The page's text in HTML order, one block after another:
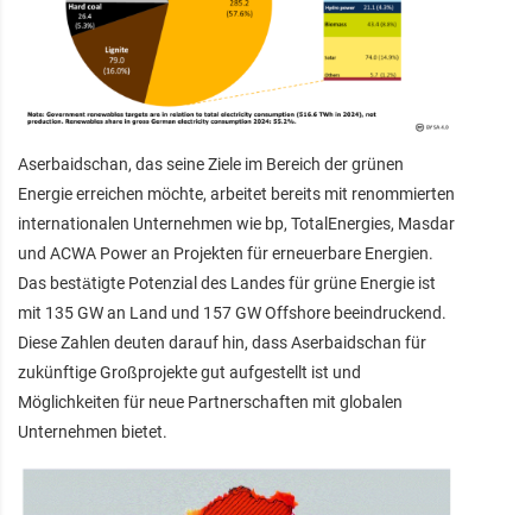
Aserbaidschan, das seine Ziele im Bereich der grünen
Energie erreichen möchte, arbeitet bereits mit renommierten
internationalen Unternehmen wie bp, TotalEnergies, Masdar
und ACWA Power an Projekten für erneuerbare Energien.
Das bestätigte Potenzial des Landes für grüne Energie ist
mit 135 GW an Land und 157 GW Offshore beeindruckend.
Diese Zahlen deuten darauf hin, dass Aserbaidschan für
zukünftige Großprojekte gut aufgestellt ist und
Möglichkeiten für neue Partnerschaften mit globalen
Unternehmen bietet.